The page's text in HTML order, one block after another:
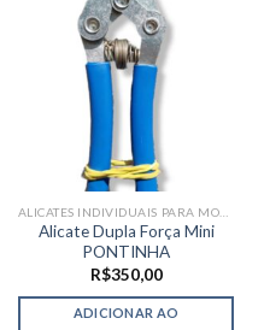
Alicate Dupla Força Mini
PONTINHA
R$350,00
ADICIONAR AO